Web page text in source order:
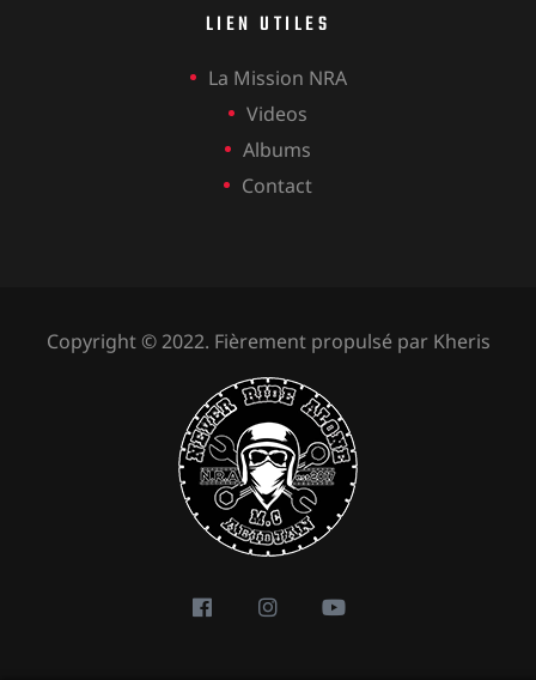
LIEN UTILES
La Mission NRA
Videos
Albums
Contact
Copyright © 2022. Fièrement propulsé par Kheris